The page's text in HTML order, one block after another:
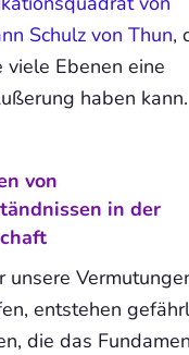
Schulz von Thun,
viele Ebenen eine
haben kann.
von
in der
unsere
entstehen
die das